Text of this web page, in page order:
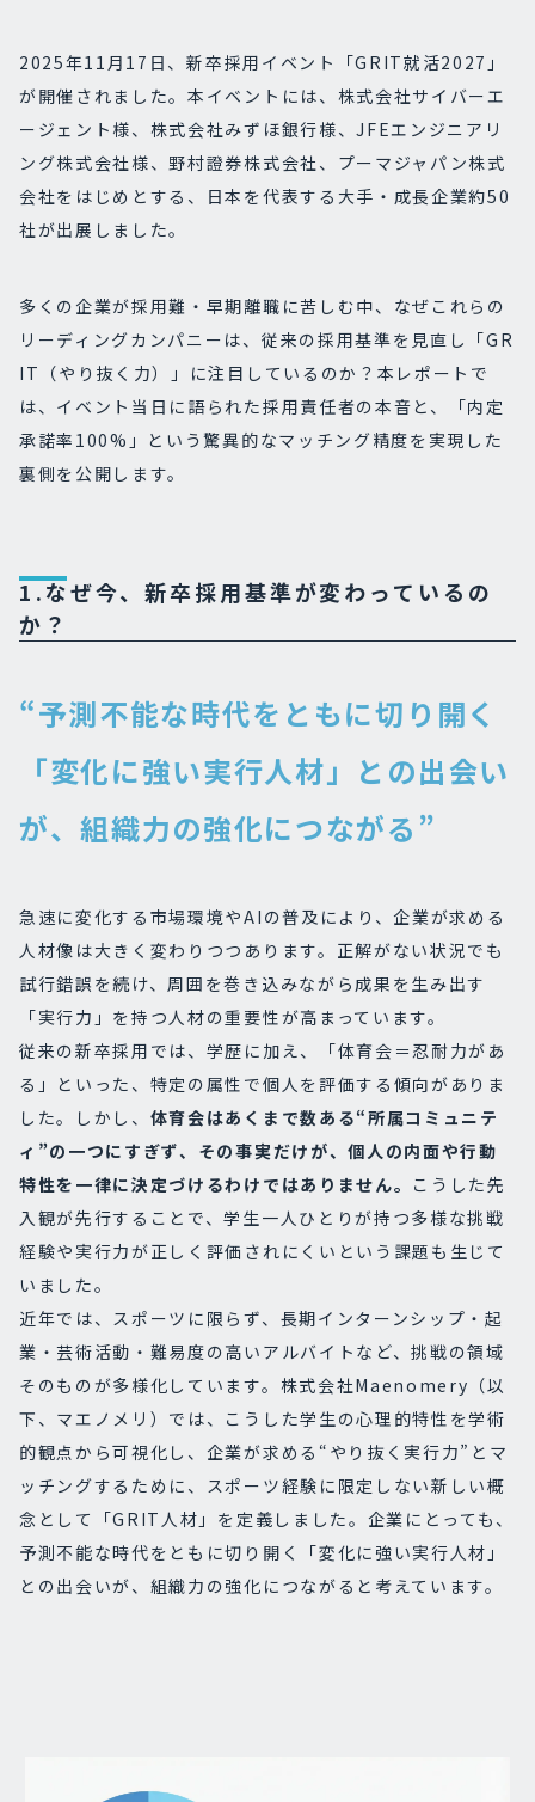
2025年11月17日、新卒採用イベント「GRIT就活2027」
が開催されました。本イベントには、株式会社サイバーエ
ージェント様、株式会社みずほ銀行様、JFEエンジニアリ
ング株式会社様、野村證券株式会社、プーマジャパン株式
会社をはじめとする、日本を代表する大手・成長企業約50
社が出展しました。
多くの企業が採用難・早期離職に苦しむ中、なぜこれらの
リーディングカンパニーは、従来の採用基準を見直し「GR
IT（やり抜く力）」に注目しているのか？本レポートで
は、イベント当日に語られた採用責任者の本音と、「内定
承諾率100%」という驚異的なマッチング精度を実現した
裏側を公開します。
1.なぜ今、新卒採用基準が変わっているの
か？
“予測不能な時代をともに切り開く
「変化に強い実行人材」との出会い
が、組織力の強化につながる”
急速に変化する市場環境やAIの普及により、企業が求める
人材像は大きく変わりつつあります。正解がない状況でも
試行錯誤を続け、周囲を巻き込みながら成果を生み出す
「実行力」を持つ人材の重要性が高まっています。
従来の新卒採用では、学歴に加え、「体育会＝忍耐力があ
る」といった、特定の属性で個人を評価する傾向がありま
した。しかし、 体育会はあくまで数ある“所属コミュニテ
ィ”の一つにすぎず、その事実だけが、個人の内面や行動
特性を一律に決定づけるわけではありません。 こうした先
入観が先行することで、学生一人ひとりが持つ多様な挑戦
経験や実行力が正しく評価されにくいという課題も生じて
いました。
近年では、スポーツに限らず、長期インターンシップ・起
業・芸術活動・難易度の高いアルバイトなど、挑戦の領域
そのものが多様化しています。株式会社Maenomery（以
下、マエノメリ）では、こうした学生の心理的特性を学術
的観点から可視化し、企業が求める“やり抜く実行力”とマ
ッチングするために、スポーツ経験に限定しない新しい概
念として「GRIT人材」を定義しました。企業にとっても、
予測不能な時代をともに切り開く「変化に強い実行人材」
との出会いが、組織力の強化につながると考えています。